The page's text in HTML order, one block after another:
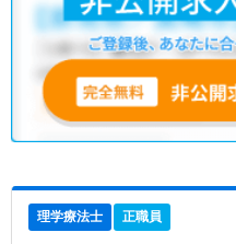
理学療法士 正職員